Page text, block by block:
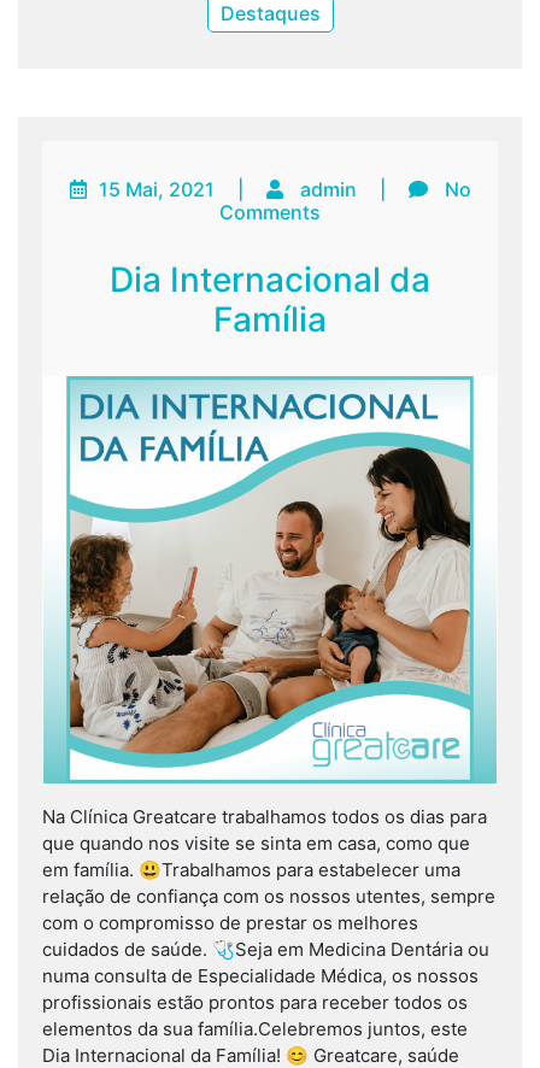
Destaques
15 Mai, 2021 admin
No
Comments
Dia Internacional da
Família
Na Clínica Greatcare trabalhamos todos os dias para
que quando nos visite se sinta em casa, como que
em família. 😃Trabalhamos para estabelecer uma
relação de confiança com os nossos utentes, sempre
com o compromisso de prestar os melhores
cuidados de saúde. 🩺Seja em Medicina Dentária ou
numa consulta de Especialidade Médica, os nossos
profissionais estão prontos para receber todos os
elementos da sua família.Celebremos juntos, este
Dia Internacional da Família! 😊 Greatcare, saúde